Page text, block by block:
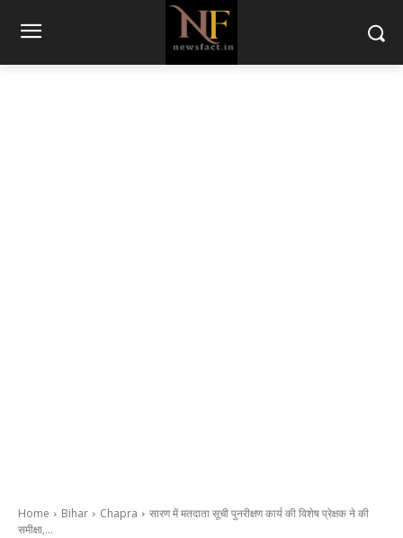
Home Bihar Chapra
सारण में मतदाता सूची पुनरीक्षण कार्य की विशेष प्रेक्षक ने की
समीक्षा,...